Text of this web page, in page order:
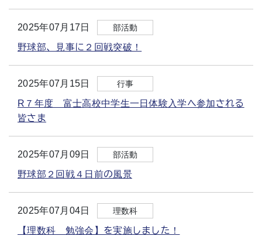
2025年07月17日 部活動
野球部、見事に２回戦突破！
2025年07月15日 行事
R７年度 富士高校中学生一日体験入学へ参加される
皆さま
2025年07月09日 部活動
野球部２回戦４日前の風景
2025年07月04日 理数科
【理数科 勉強会】を実施しました！